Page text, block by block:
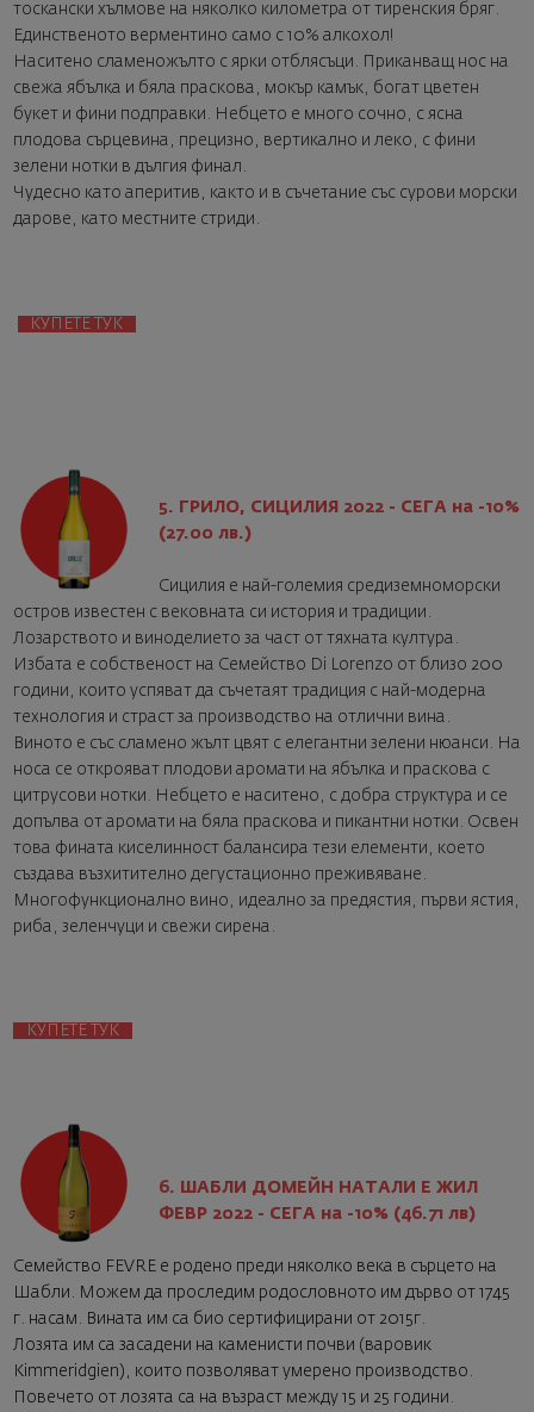
тоскански хълмове на няколко километра от тиренския бряг.
Единственото верментино само с 10% алкохол!
Наситено сламеножълто с ярки отблясъци. Приканващ нос на
свежа ябълка и бяла праскова, мокър камък, богат цветен
букет и фини подправки. Небцето е много сочно, с ясна
плодова сърцевина, прецизно, вертикално и леко, с фини
зелени нотки в дългия финал.
Чудесно като аперитив, както и в съчетание със сурови морски
дарове, като местните стриди.
КУПЕТЕ ТУК
5. ГРИЛО, СИЦИЛИЯ 2022 - СЕГА на -10%
(27.00 лв.)
Сицилия е най-големия средиземноморски
остров известен с вековната си история и традиции.
Лозарството и виноделието за част от тяхната култура.
Избата е собственост на Семейство Di Lorenzo от близо 200
години, които успяват да съчетаят традиция с най-модерна
технология и страст за производство на отлични вина.
Виното е със сламено жълт цвят с елегантни зелени нюанси. На
носа се открояват плодови аромати на ябълка и праскова с
цитрусови нотки. Небцето е наситено, с добра структура и се
допълва от аромати на бяла праскова и пикантни нотки. Освен
това фината киселинност балансира тези елементи, което
създава възхитително дегустационно преживяване.
Многофункционално вино, идеално за предястия, първи ястия,
риба, зеленчуци и свежи сирена.
КУПЕТЕ ТУК
6. ШАБЛИ ДОМЕЙН НАТАЛИ Е ЖИЛ
ФЕВР 2022 - СЕГА на -10% (46.71 лв)
Семейство FEVRE е родено преди няколко века в сърцето на
Шабли. Можем да проследим родословното им дърво от 1745
г. насам. Вината им са био сертифицирани от 2015г.
Лозята им са засадени на каменисти почви (варовик
Kimmeridgien), които позволяват умерено производство.
Повечето от лозята са на възраст между 15 и 25 години.